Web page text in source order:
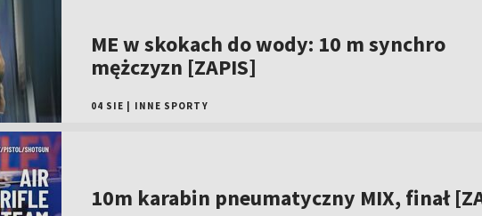
ME w skokach do wody: 10 m synchro
mężczyzn [ZAPIS]
04 SIE INNE SPORTY
10m karabin pneumatyczny MIX, finał